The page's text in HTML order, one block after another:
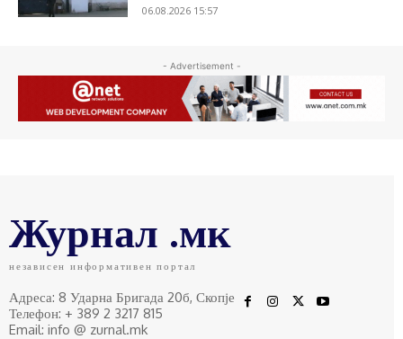
06.08.2026 15:57
- Advertisement -
Журнал .мк
независен информативен портал
Адреса: 8 Ударна Бригада 20б, Скопје
Телефон: + 389 2 3217 815
Email: info @ zurnal.mk